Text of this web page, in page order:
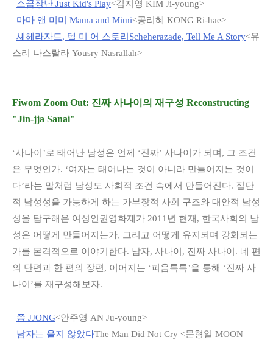
| 소꿉장난 Just Kid's Play<김지영 KIM Ji-young>
| 마마 앤 미미 Mama and Mimi<공리혜 KONG Ri-hae>
| 셰헤라자드, 텔 미 어 스토리 Scheherazade, Tell Me A Story<유
스리 나스랄라 Yousry Nasrallah>
Fiwom Zoom Out: 진짜 사나이의 재구성 Reconstructing
"Jin-jja Sanai"
‘사나이’로 태어난 남성은 언제 ‘진짜’ 사나이가 되며, 그 조건
은 무엇인가. ‘여자는 태어나는 것이 아니라 만들어지는 것이
다’라는 말처럼 남성도 사회적 조건 속에서 만들어진다. 집단
적 남성성을 가능하게 하는 가부장적 사회 구조와 대안적 남성
성을 탐구해온 여성인권영화제가 2011년 현재, 한국사회의 남
성은 어떻게 만들어지는가, 그리고 어떻게 유지되며 강화되는
가를 본격적으로 이야기한다. 남자, 사나이, 진짜 사나이. 네 편
의 단편과 한 편의 장편, 이어지는 ‘피움톡톡’을 통해 ‘진짜 사
나이’를 재구성해보자.
| 쫑 JJONG<안주영 AN Ju-young>
| 남자는 울지 않았다The Man Did Not Cry <문형일 MOON